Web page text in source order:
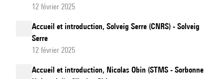
12 février 2025
Accueil et introduction, Solveig Serre (CNRS) - Solveig
Serre
12 février 2025
Accueil et introduction, Nicolas Obin (STMS - Sorbonne